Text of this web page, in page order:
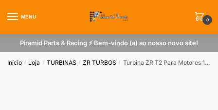
MENU
0
Piramid Parts & Racing ⚡ Bem-vindo (a) ao nosso novo site!
Início / Loja / TURBINAS / ZR TURBOS / Turbina ZR T2 Para Motores 1.0 a 1.3